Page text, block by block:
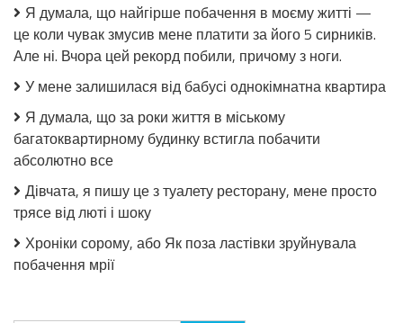
Я думала, що найгірше побачення в моєму житті —
це коли чувак змусив мене платити за його 5 сирників.
Але ні. Вчора цей рекорд побили, причому з ноги.
У мене залишилася від бабусі однокімнатна квартира
Я думала, що за роки життя в міському
багатоквартирному будинку встигла побачити
абсолютно все
Дівчата, я пишу це з туалету ресторану, мене просто
трясе від люті і шоку
Хроніки сорому, або Як поза ластівки зруйнувала
побачення мрії